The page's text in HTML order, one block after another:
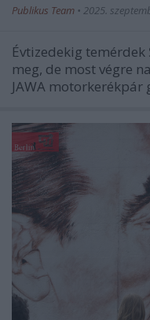
Publikus Team • 2025.
Évtizedekig
meg, de most végre
JAWA motorkerékpár